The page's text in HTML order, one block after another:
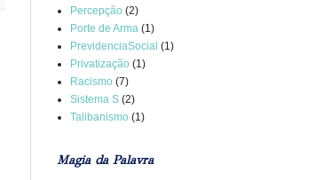
Percepção (2)
Porte de Arma (1)
PrevidenciaSocial (1)
Privatização (1)
Racismo (7)
Sistema S (2)
Talibanismo (1)
Magia da Palavra